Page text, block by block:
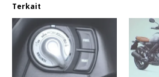
Terkait